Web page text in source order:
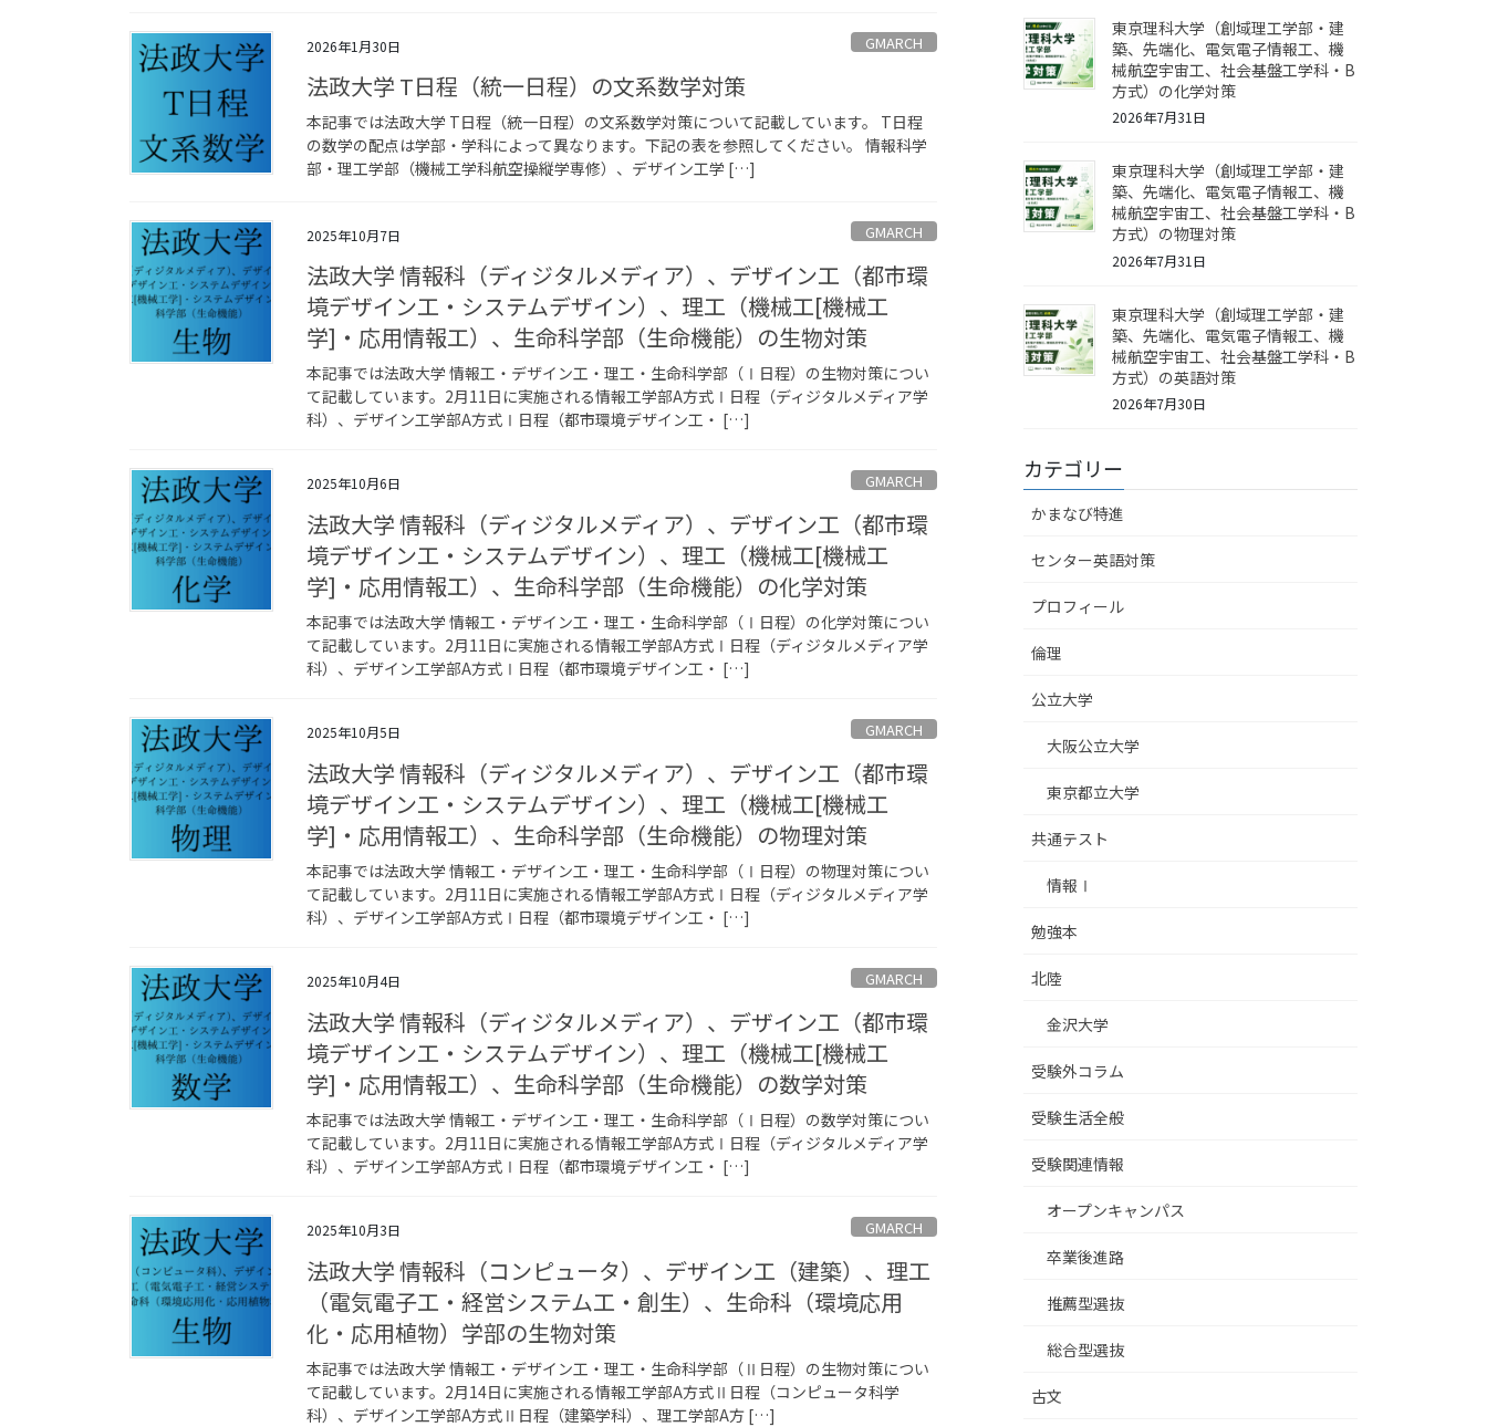
2026年1月30日 GMARCH
法政大学 T日程（統一日程）の文系数学対策
本記事では法政大学 T日程（統一日程）の文系数学対策について記載しています。 T日程
の数学の配点は学部・学科によって異なります。下記の表を参照してください。 情報科学
部・理工学部（機械工学科航空操縦学専修）、デザイン工学 […]
2025年10月7日 GMARCH
法政大学 情報科（ディジタルメディア）、デザイン工（都市環
境デザイン工・システムデザイン）、理工（機械工[機械工
学]・応用情報工）、生命科学部（生命機能）の生物対策
本記事では法政大学 情報工・デザイン工・理工・生命科学部（Ⅰ日程）の生物対策につい
て記載しています。2月11日に実施される情報工学部A方式Ⅰ日程（ディジタルメディア学
科）、デザイン工学部A方式Ⅰ日程（都市環境デザイン工・ […]
2025年10月6日 GMARCH
法政大学 情報科（ディジタルメディア）、デザイン工（都市環
境デザイン工・システムデザイン）、理工（機械工[機械工
学]・応用情報工）、生命科学部（生命機能）の化学対策
本記事では法政大学 情報工・デザイン工・理工・生命科学部（Ⅰ日程）の化学対策につい
て記載しています。2月11日に実施される情報工学部A方式Ⅰ日程（ディジタルメディア学
科）、デザイン工学部A方式Ⅰ日程（都市環境デザイン工・ […]
2025年10月5日 GMARCH
法政大学 情報科（ディジタルメディア）、デザイン工（都市環
境デザイン工・システムデザイン）、理工（機械工[機械工
学]・応用情報工）、生命科学部（生命機能）の物理対策
本記事では法政大学 情報工・デザイン工・理工・生命科学部（Ⅰ日程）の物理対策につい
て記載しています。2月11日に実施される情報工学部A方式Ⅰ日程（ディジタルメディア学
科）、デザイン工学部A方式Ⅰ日程（都市環境デザイン工・ […]
2025年10月4日 GMARCH
法政大学 情報科（ディジタルメディア）、デザイン工（都市環
境デザイン工・システムデザイン）、理工（機械工[機械工
学]・応用情報工）、生命科学部（生命機能）の数学対策
本記事では法政大学 情報工・デザイン工・理工・生命科学部（Ⅰ日程）の数学対策につい
て記載しています。2月11日に実施される情報工学部A方式Ⅰ日程（ディジタルメディア学
科）、デザイン工学部A方式Ⅰ日程（都市環境デザイン工・ […]
2025年10月3日 GMARCH
法政大学 情報科（コンピュータ）、デザイン工（建築）、理工
（電気電子工・経営システム工・創生）、生命科（環境応用
化・応用植物）学部の生物対策
本記事では法政大学 情報工・デザイン工・理工・生命科学部（Ⅱ日程）の生物対策につい
て記載しています。2月14日に実施される情報工学部A方式Ⅱ日程（コンピュータ科学
科）、デザイン工学部A方式Ⅱ日程（建築学科）、理工学部A方 […]
東京理科大学（創域理工学部・建
築、先端化、電気電子情報工、機
械航空宇宙工、社会基盤工学科・B
方式）の化学対策
2026年7月31日
東京理科大学（創域理工学部・建
築、先端化、電気電子情報工、機
械航空宇宙工、社会基盤工学科・B
方式）の物理対策
2026年7月31日
東京理科大学（創域理工学部・建
築、先端化、電気電子情報工、機
械航空宇宙工、社会基盤工学科・B
方式）の英語対策
2026年7月30日
カテゴリー
かまなび特進
センター英語対策
プロフィール
倫理
公立大学
大阪公立大学
東京都立大学
共通テスト
情報Ⅰ
勉強本
北陸
金沢大学
受験外コラム
受験生活全般
受験関連情報
オープンキャンパス
卒業後進路
推薦型選抜
総合型選抜
古文